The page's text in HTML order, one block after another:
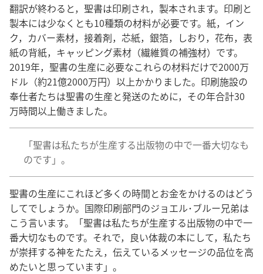
翻訳が終わると， 聖書は印刷され， 製本されます。 印刷と
製本には少なくとも10種類の材料が必要です。 紙，イン
ク，カバー素材， 接着剤， 芯紙， 銀箔，しおり， 花布， 表
紙の背紙，キャッピング素材 （繊維質の補強材）です。
2019年， 聖書の生産に必要なこれらの材料だけで2000万
ドル（約21億2000万円） 以 上かかりました。 印刷施設の
奉仕者たちは聖書の生産と発送のために，その年合計30
万時間以 上働きました。
「聖書は私たちが生産する出版物の中で一番大切なも
のです」。
聖書の生産にこれほど多くの時間とお金をかけるのはどう
してでしょうか。 国際印刷部門のジョエル･ブルー兄弟は
こう言います。「聖書は私たちが生産する出版物の中で一
番大切なものです。それで， 良い体裁の本にして， 私たち
が崇拝する神をたたえ， 伝えているメッセージの品位を高
めたいと思っています」。